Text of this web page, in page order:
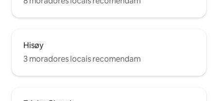
Hisøy
3 moradores locais recomendam